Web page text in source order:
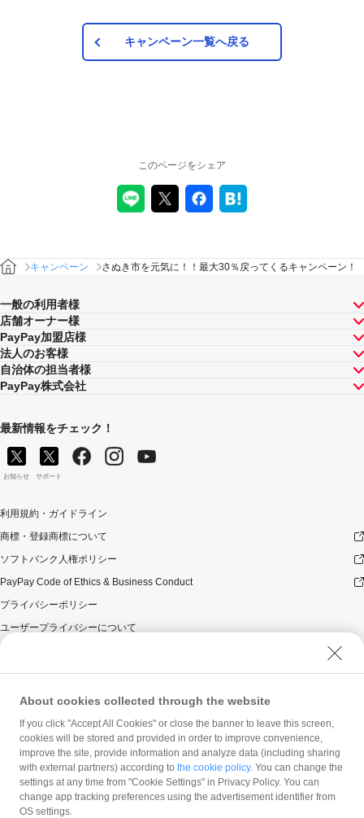
法は対象外です。また、オンラインでのお支払いはPayPayピ
ックアップのみ対象で、それ以外は対象外です。
が同時開催する他の総付キャンペーンの中で、付与され
るPayPayボーナスの額が最大となるものが適用されま
す。PayPay株式会社が指定する場合を除き、それらが重
複適用されることはありません。
ときにはそれらも適用されますが、1回のお支払いについ
る場合は、本キャンペーンによる付与分が縮減されま
す）。ただし、上記上限は、マイナポイント付与期間中
（2020年9月1日～2021年9月30日）のお支払いに適用さ
れるものであり、2021年10月1日以降は変更予定です。
キャンペーン内容および適用条件を予告なく変更する場
合や、キャンペーン自体を予告なく中止する場合があり
ヤフーカード以外のクレジットカードでお支払いされた
場合は、本キャンペーンの対象とはなりませんのでご注
意ください。
対象のお支払方法にてお支払いいただいた際に、仮に本
円相当を超えるときには、当該付与額の合計が10,000円
相当となるよう付与いたします（付与額の合計がキャン
ん）。
本キャンペーンの対象となった加盟店との契約の一部に
ついて取消し、無効または解除（合意解除を含み、以下
にかかわらず、また返金の有無にかかわらず、当該取消
し等の対象決済についてのPayPayボーナスの付与は全て
取消し等となった場合、理由の如何にかかわらず、また
返金の有無にかかわらず、「キャンペーン期間中の付与
合計」は、当該取消し等をした時点から将来に向かって
のみ減額されます。そのため、「キャンペーン期間中の
付与合計」が10,000円相当に到達して以降に取消し等を
行った方が、当該取消し等の前に、PayPay決済をしてい
た場合であっても、当該取消し等によって取消し等の前
に行った決済が本キャンペーンの対象となることはあり
キャンペーン一覧へ戻る
このページをシェア
キャンペーン さぬき市を元気に！！最大30％戻ってくるキャンペーン！
一般の利用者様
店舗オーナー様
PayPay加盟店様
法人のお客様
自治体の担当者様
PayPay株式会社
最新情報をチェック！
お知らせ サポート
利用規約・ガイドライン
商標・登録商標について
ソフトバンク人権ポリシー
PayPay Code of Ethics & Business Conduct
プライバシーポリシー
ユーザープライバシーについて
ウェブサイト利用規約
反社会的勢力に対する方針
勧誘方針
マネロン等基本方針
カスタマーハラスメントに関する当社の考え方
About cookies collected through the website
If you click "Accept All Cookies" or close the banner to leave this screen,
cookies will be stored and provided in order to improve convenience,
improve the site, provide information and analyze data (including sharing
with external partners) according to the cookie policy. You can change the
settings at any time from "Cookie Settings" in Privacy Policy. You can
change app tracking preferences using the advertisement identifier from
OS settings.